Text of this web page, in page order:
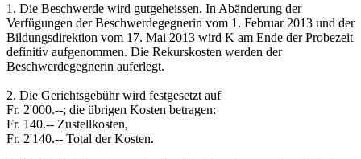
1. Die Beschwerde wird gutgeheissen. In Abänderung der
Verfügungen der Beschwerdegegnerin vom 1. Februar 2013 und der
Bildungsdirektion vom 17. Mai 2013 wird K am Ende der Probezeit
definitiv aufgenommen. Die Rekurskosten werden der
Beschwerdegegnerin auferlegt.
2. Die Gerichtsgebühr wird festgesetzt auf
Fr. 2'000.--; die übrigen Kosten betragen:
Fr. 140.-- Zustellkosten,
Fr. 2'140.-- Total der Kosten.